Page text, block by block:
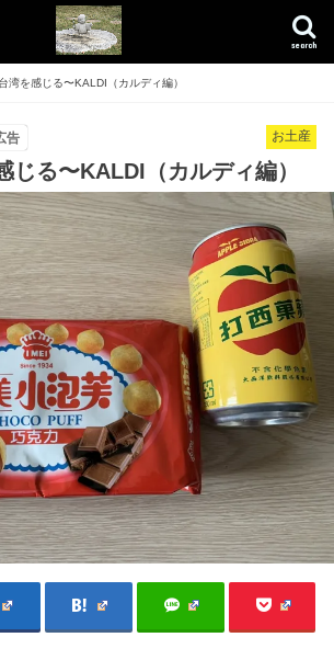
search
湾を感じる〜KALDI（カルディ編）
お土産
告
じる〜KALDI（カルディ編）